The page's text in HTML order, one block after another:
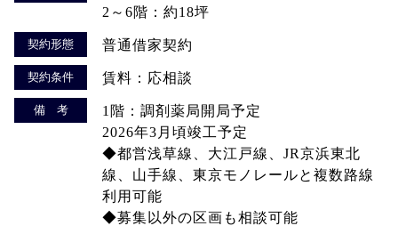
2～6階：約18坪
契約形態 普通借家契約
契約条件 賃料：応相談
備 考
1階：調剤薬局開局予定
2026年3月頃竣工予定
◆都営浅草線、大江戸線、JR京浜東北
線、山手線、東京モノレールと複数路線
利用可能
◆募集以外の区画も相談可能